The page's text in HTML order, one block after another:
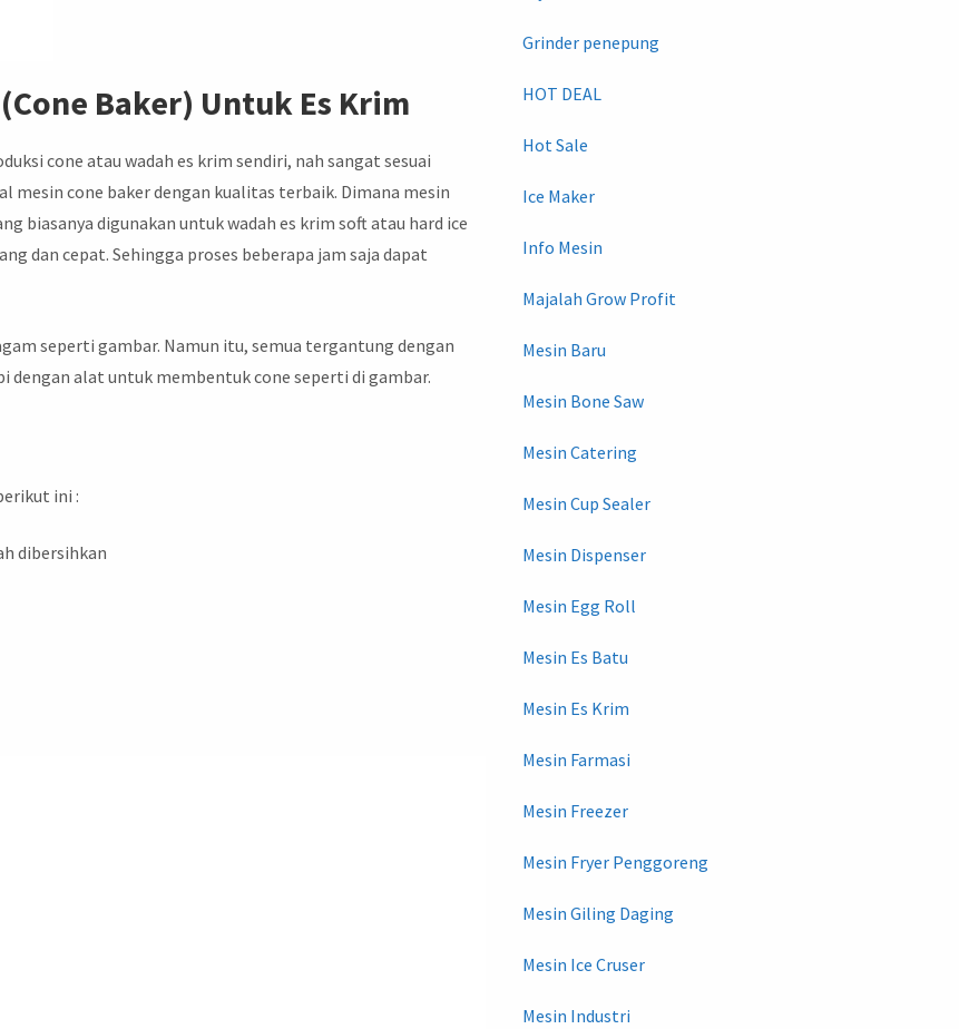
Baker) Untuk Es Krim
cone atau wadah es krim sendiri, nah sangat sesuai
mesin cone baker dengan kualitas terbaik. Dimana mesin
biasanya digunakan untuk wadah es krim soft atau hard ice
dan cepat. Sehingga proses beberapa jam saja dapat
seperti gambar. Namun itu, semua tergantung dengan
dengan alat untuk membentuk cone seperti di gambar.
ini :
dibersihkan
Grinder penepung
HOT DEAL
Hot Sale
Ice Maker
Info Mesin
Majalah Grow Profit
Mesin Baru
Mesin Bone Saw
Mesin Catering
Mesin Cup Sealer
Mesin Dispenser
Mesin Egg Roll
Mesin Es Batu
Mesin Es Krim
Mesin Farmasi
Mesin Freezer
Mesin Fryer Penggoreng
Mesin Giling Daging
Mesin Ice Cruser
Mesin Industri